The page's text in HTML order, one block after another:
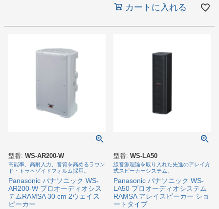
カートに入れる
型番: WS-AR200-W
高能率、高耐入力、音質を高めるラウン
ド・トラペゾイドフォルム採用。
Panasonic パナソニック WS-
AR200-W プロオーディオシス
テムRAMSA 30 cm 2ウェイス
ピーカー
型番: WS-LA50
線音源理論を取り入れた先進のアレイ方
式スピーカーシステム。
Panasonic パナソニック WS-
LA50 プロオーディオシステム
RAMSA アレイスピーカー ショ
ートタイプ